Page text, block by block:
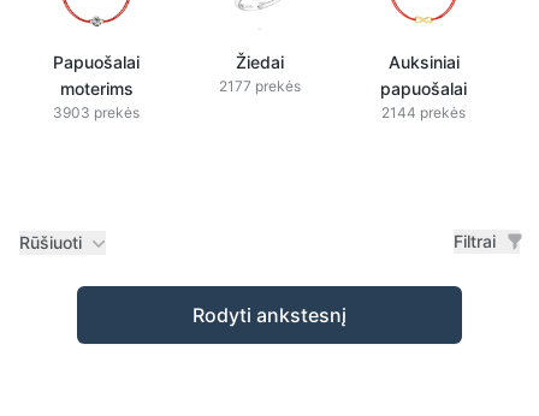
Papuošalai
moterims
3903 prekės
Žiedai
2177 prekės
Auksiniai
papuošalai
2144 prekės
Rūšiuoti Filtrai
Prekės
Rodyti ankstesnį